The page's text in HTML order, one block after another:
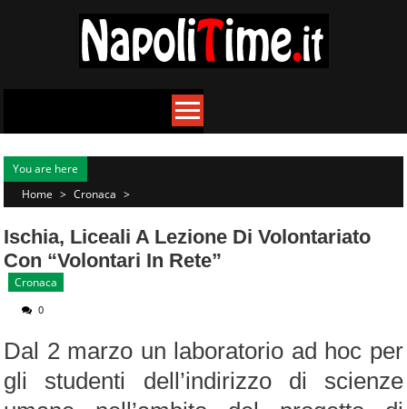
You are here
Home > Cronaca >
Ischia, Liceali A Lezione Di Volontariato
Con “Volontari In Rete”
Cronaca
0
Dal 2 marzo un laboratorio ad hoc per
gli studenti dell’indirizzo di scienze